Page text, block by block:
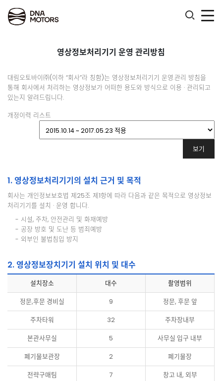
영상정보처리기기 운영 관리방침
대림오토바이㈜(이하 “회사”라 칭함)는 영상정보처리기기 운영.관리 방침을
통해 회사에서 처리하는 영상정보가 어떠한 용도와 방식으로 이용 · 관리되고
있는지 알려드립니다.
개정이력 리스트
1. 영상정보처리기기의 설치 근거 및 목적
회사는 개인정보보호법 제25조 제1항에 따라 다음과 같은 목적으로 영상정보
처리기기를 설치 · 운영 합니다.
- 시설, 주차, 안전관리 및 화재예방
- 공장 방호 및 도난 등 범죄예방
- 외부인 불법침입 방지
2. 영상정보장치기기 설치 위치 및 대수
설치장소 대수 촬영범위
정문,후문 경비실 9 정문, 후문 앞
주차타워 32 주차장내부
본관사무실 5 사무실 입구 내부
폐기물보관장 2 폐기물장
전략구매팀 7 창고 내, 외부